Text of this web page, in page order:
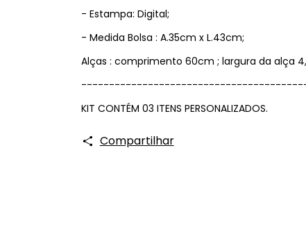
- Estampa: Digital;
- Medida Bolsa : A.35cm x L.43cm;
Alças : comprimento 60cm ; largura da
KIT CONTÉM 03 ITENS PERSONALIZADOS.
Compartilhar